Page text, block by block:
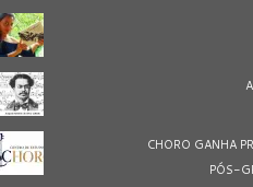
CHORO GANHA
PÓS-